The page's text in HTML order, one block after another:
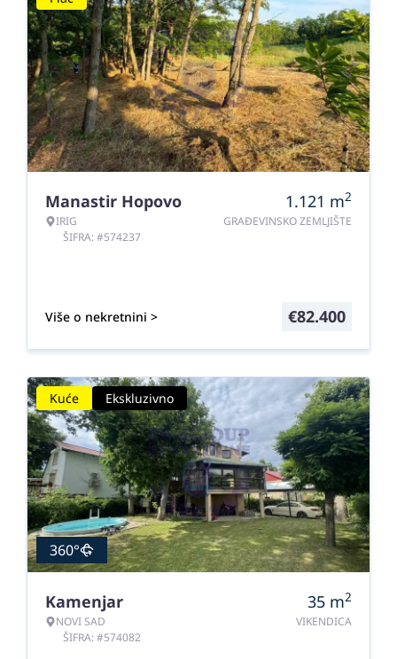
Manastir Hopovo
IRIG
ŠIFRA: #574237
1.121 m2
GRAĐEVINSKO ZEMLJIŠTE
Više o nekretnini > €82.400
Kuće Ekskluzivno
360°
Kamenjar
NOVI SAD
ŠIFRA: #574082
35 m2
VIKENDICA